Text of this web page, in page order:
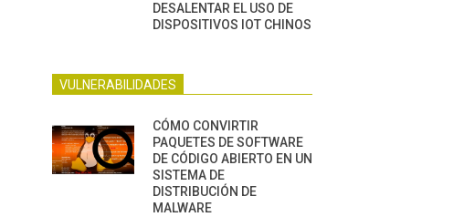
DESALENTAR EL USO DE
DISPOSITIVOS IOT CHINOS
VULNERABILIDADES
CÓMO CONVIRTIR
PAQUETES DE SOFTWARE
DE CÓDIGO ABIERTO EN UN
SISTEMA DE
DISTRIBUCIÓN DE
MALWARE